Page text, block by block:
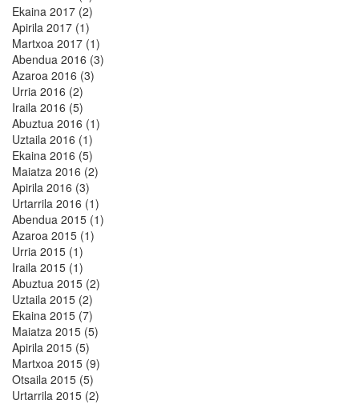
Ekaina 2017 (2)
Apirila 2017 (1)
Martxoa 2017 (1)
Abendua 2016 (3)
Azaroa 2016 (3)
Urria 2016 (2)
Iraila 2016 (5)
Abuztua 2016 (1)
Uztaila 2016 (1)
Ekaina 2016 (5)
Maiatza 2016 (2)
Apirila 2016 (3)
Urtarrila 2016 (1)
Abendua 2015 (1)
Azaroa 2015 (1)
Urria 2015 (1)
Iraila 2015 (1)
Abuztua 2015 (2)
Uztaila 2015 (2)
Ekaina 2015 (7)
Maiatza 2015 (5)
Apirila 2015 (5)
Martxoa 2015 (9)
Otsaila 2015 (5)
Urtarrila 2015 (2)